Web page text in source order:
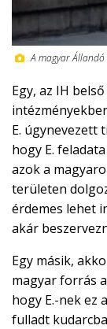
A magyar Állandó
Egy, az IH
E. úgynevezett
hogy E.
azok a
területen
érdemes lehet
akár
Egy másik,
magyar forrás
hogy E.-nek ez
fulladt